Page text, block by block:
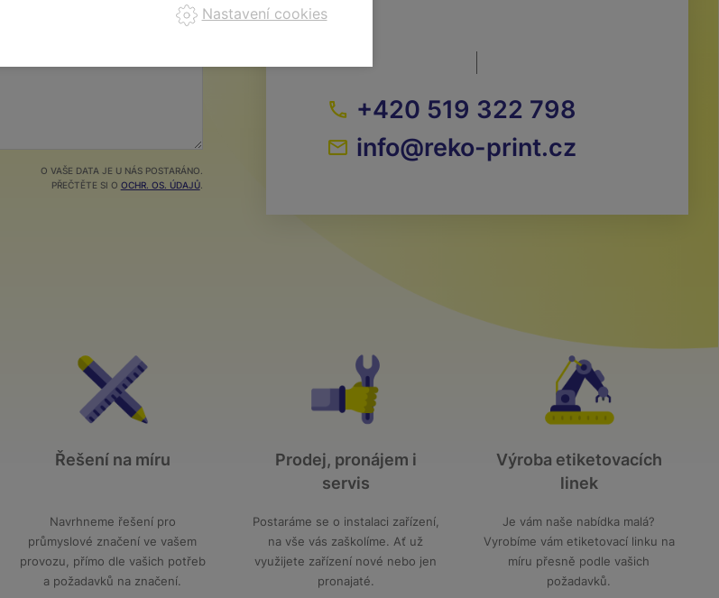
O VAŠE DATA JE U NÁS POSTARÁNO.
PŘEČTĚTE SI O OCHR. OS. ÚDAJŮ.
+420 519 322 798
info@reko-print.cz
Řešení na míru
Navrhneme řešení pro
průmyslové značení ve vašem
provozu, přímo dle vašich potřeb
a požadavků na značení.
Prodej, pronájem i
servis
Postaráme se o instalaci zařízení,
na vše vás zaškolíme. Ať už
využijete zařízení nové nebo jen
pronajaté.
Výroba etiketovacích
linek
Je vám naše nabídka malá?
Vyrobíme vám etiketovací linku na
míru přesně podle vašich
požadavků.
Nastavení cookies